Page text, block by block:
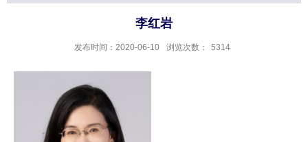
李红岩
发布时间：2020-06-10 浏览次数： 5314